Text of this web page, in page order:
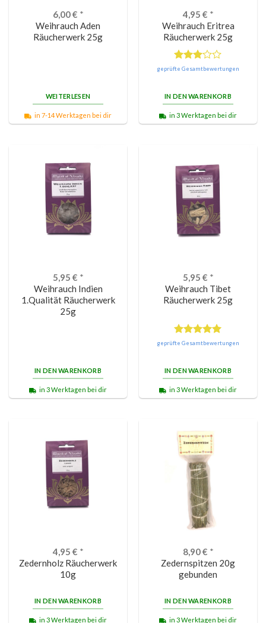
6,00€ *
Weihrauch Aden
Räucherwerk 25g
WEITERLESEN
in 7-14 Werktagen bei dir
4,95 € *
Weihrauch Eritrea
Räucherwerk 25g
Bewertet
von 5
geprüfte Gesamtbewertungen
IN DEN WARENKORB
in 3 Werktagen bei dir
5,95 € *
Weihrauch Indien
1.Qualität Räucherwerk
25g
IN DEN WARENKORB
in 3 Werktagen bei dir
5,95 € *
Weihrauch Tibet
Räucherwerk 25g
Bewertet
geprüfte Gesamtbewertungen
IN DEN WARENKORB
in 3 Werktagen bei dir
4,95 € *
Zedernholz Räucherwerk
10g
IN DEN WARENKORB
in 3 Werktagen bei dir
8,90€ *
Zedernspitzen 20g
gebunden
IN DEN WARENKORB
in 3 Werktagen bei dir